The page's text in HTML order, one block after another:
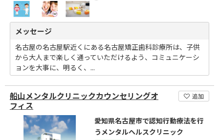
メッセージ
名古屋の名古屋駅近くにある名古屋矯正歯科診療所は、子供
から大人まで楽しく通っていただけるよう、コミュニケーシ
ョンを大事に、明るく、...
船山メンタルクリニックカウンセリングオ
フィス
追加
愛知県名古屋市で認知行動療法を行
うメンタルヘルスクリニック